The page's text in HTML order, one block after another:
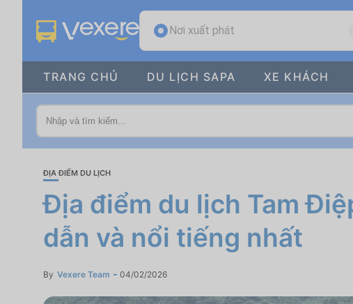
Nơi xuất phát
TRANG CHỦ DU LỊCH SAPA XE KHÁCH
ĐỊA ĐIỂM DU LỊCH
Địa điểm du lịch Tam
dẫn và nổi tiếng nhất
By Vexere Team 04/02/2026